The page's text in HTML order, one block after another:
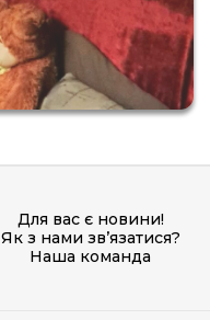
Для вас є новини!
Як з нами зв’язатися?
Наша команда